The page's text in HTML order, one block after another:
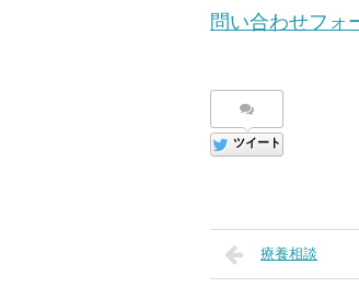
問い合わせフォ
ツイート
療養相談